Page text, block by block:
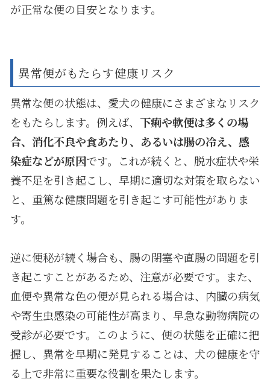
が正常な便の目安となります。
異常便がもたらす健康リスク
異常な便の状態は、愛犬の健康にさまざまなリスク
をもたらします。例えば、 下痢や軟便は多くの場
合、消化不良や食あたり、あるいは腸の冷え、感
染症などが原因です。これが続くと、脱水症状や栄
養不足を引き起こし、早期に適切な対策を取らない
と、重篤な健康問題を引き起こす可能性がありま
す。
逆に便秘が続く場合も、腸の閉塞や直腸の問題を引
き起こすことがあるため、注意が必要です。また、
血便や異常な色の便が見られる場合は、内臓の病気
や寄生虫感染の可能性が高まり、早急な動物病院の
受診が必要です。このように、便の状態を正確に把
握し、異常を早期に発見することは、犬の健康を守
る上で非常に重要な役割を果たします。